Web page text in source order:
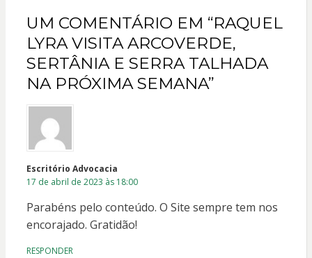
UM COMENTÁRIO EM “RAQUEL
LYRA VISITA ARCOVERDE,
SERTÂNIA E SERRA TALHADA
NA PRÓXIMA SEMANA”
Escritório Advocacia
17 de abril de 2023 às 18:00
Parabéns pelo conteúdo. O Site sempre tem nos
encorajado. Gratidão!
RESPONDER